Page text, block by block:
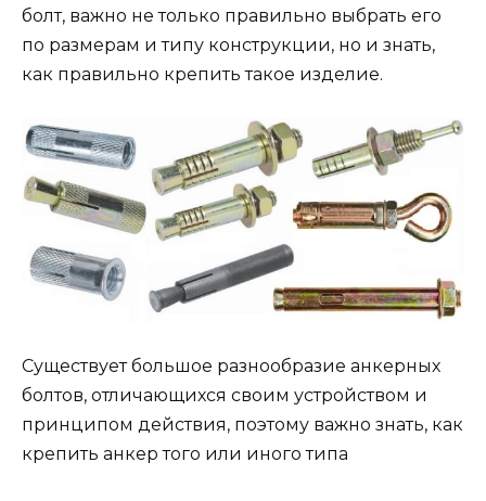
болт, важно не только правильно выбрать его
по размерам и типу конструкции, но и знать,
как правильно крепить такое изделие.
Существует большое разнообразие анкерных
болтов, отличающихся своим устройством и
принципом действия, поэтому важно знать, как
крепить анкер того или иного типа